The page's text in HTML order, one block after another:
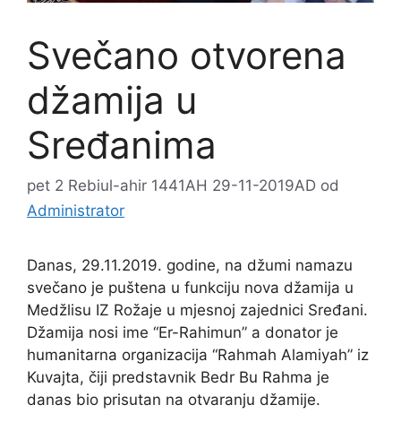
Svečano otvorena
džamija u
Sređanima
pet 2 Rebiul-ahir 1441AH 29-11-2019AD od
Administrator
Danas, 29.11.2019. godine, na džumi namazu
svečano je puštena u funkciju nova džamija u
Medžlisu IZ Rožaje u mjesnoj zajednici Sređani.
Džamija nosi ime “Er-Rahimun” a donator je
humanitarna organizacija “Rahmah Alamiyah” iz
Kuvajta, čiji predstavnik Bedr Bu Rahma je
danas bio prisutan na otvaranju džamije.